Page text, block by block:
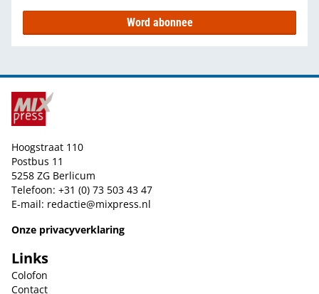
Word abonnee
Hoogstraat 110
Postbus 11
5258 ZG Berlicum
Telefoon: +31 (0) 73 503 43 47
E-mail: redactie@mixpress.nl
Onze privacyverklaring
Links
Colofon
Contact